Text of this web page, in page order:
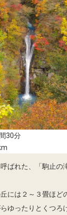
30分
ばれた、「駒止の
には２～３畳ほど
ゆったりとくつろ